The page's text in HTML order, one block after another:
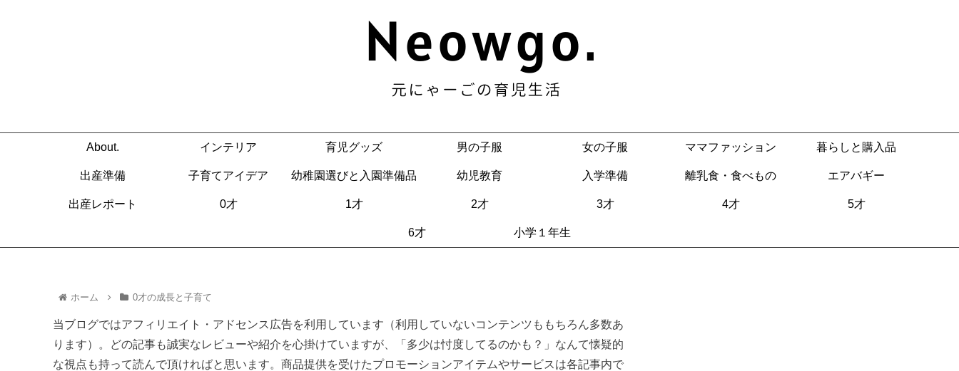
About. インテリア 育児グッズ 男の子服 女の子服 ママファッション 暮らしと購入品
出産準備 子育てアイデア 幼稚園選びと入園準備品 幼児教育 入学準備 離乳食・食べもの エアバギー
出産レポート 0才 1才 2才 3才 4才 5才
6才 小学１年生
ホーム 0才の成長と子育て
当ブログではアフィリエイト・アドセンス広告を利用しています（利用していないコンテンツももちろん多数あ
ります）。どの記事も誠実なレビューや紹介を心掛けていますが、「多少は忖度してるのかも？」なんて懐疑的
な視点も持って読んで頂ければと思います。商品提供を受けたプロモーションアイテムやサービスは各記事内で